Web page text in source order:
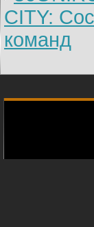
CITY:
команд